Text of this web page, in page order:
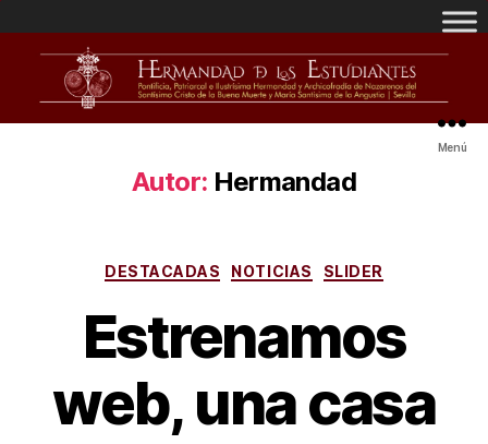
Menú
Autor: Hermandad
DESTACADAS NOTICIAS SLIDER
Estrenamos
web, una casa